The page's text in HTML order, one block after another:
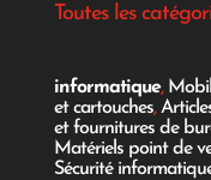
Toutes les
informatique,
et cartouches,
et fournitures de
Matériels point de
Sécurité